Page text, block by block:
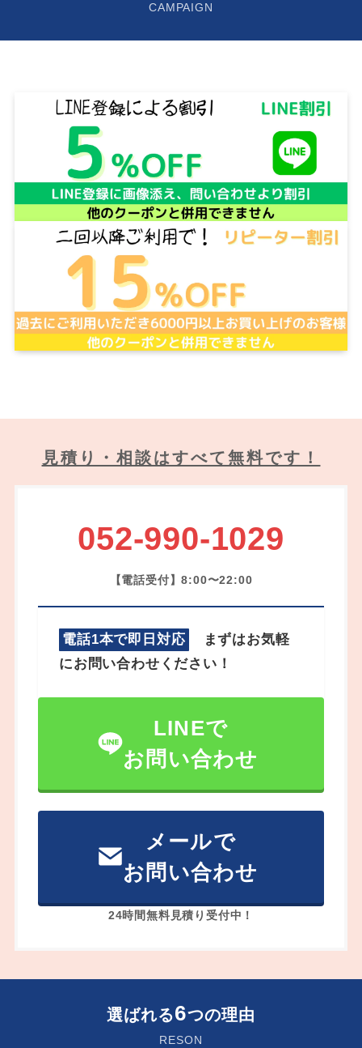
CAMPAIGN
見積り・相談はすべて無料です！
052-990-1029
【電話受付】8:00〜22:00
電話1本で即日対応
まずはお気軽
にお問い合わせください！
LINEで
お問い合わせ
メールで
お問い合わせ
24時間無料見積り受付中！
選ばれる6つの理由
RESON